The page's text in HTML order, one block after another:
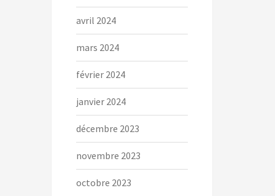
avril 2024
mars 2024
février 2024
janvier 2024
décembre 2023
novembre 2023
octobre 2023